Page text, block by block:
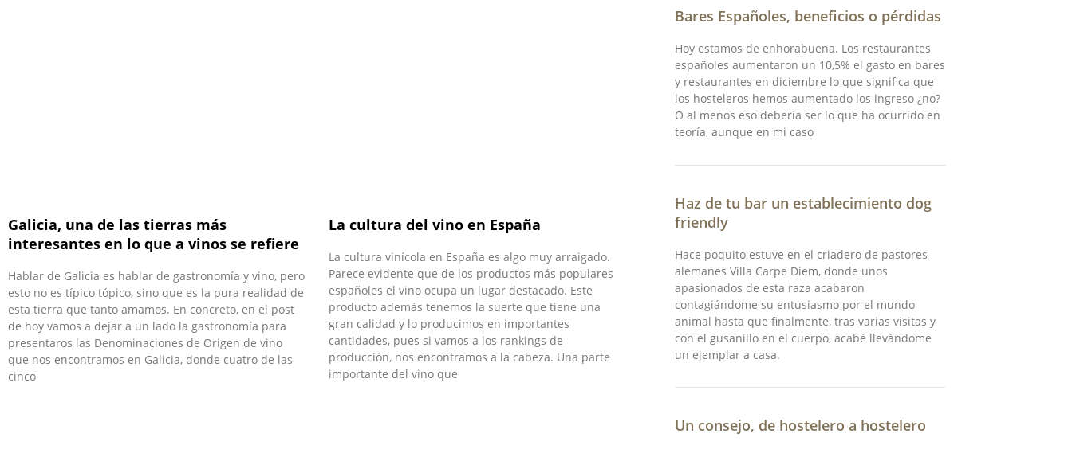
Galicia, una de las tierras más
interesantes en lo que a vinos se refiere
Hablar de Galicia es hablar de gastronomía y vino, pero
esto no es típico tópico, sino que es la pura realidad de
esta tierra que tanto amamos. En concreto, en el post
de hoy vamos a dejar a un lado la gastronomía para
presentaros las Denominaciones de Origen de vino
que nos encontramos en Galicia, donde cuatro de las
cinco
La cultura del vino en España
La cultura vinícola en España es algo muy arraigado.
Parece evidente que de los productos más populares
españoles el vino ocupa un lugar destacado. Este
producto además tenemos la suerte que tiene una
gran calidad y lo producimos en importantes
cantidades, pues si vamos a los rankings de
producción, nos encontramos a la cabeza. Una parte
importante del vino que
Bares Españoles, beneficios o pérdidas
Hoy estamos de enhorabuena. Los restaurantes
españoles aumentaron un 10,5% el gasto en bares
y restaurantes en diciembre lo que significa que
los hosteleros hemos aumentado los ingreso ¿no?
O al menos eso debería ser lo que ha ocurrido en
teoría, aunque en mi caso
Haz de tu bar un establecimiento dog
friendly
Hace poquito estuve en el criadero de pastores
alemanes Villa Carpe Diem, donde unos
apasionados de esta raza acabaron
contagiándome su entusiasmo por el mundo
animal hasta que finalmente, tras varias visitas y
con el gusanillo en el cuerpo, acabé llevándome
un ejemplar a casa.
Un consejo, de hostelero a hostelero